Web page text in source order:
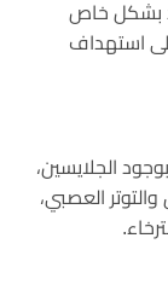
بشكل خاص
على استهداف
الجلايسين،
العصبي،